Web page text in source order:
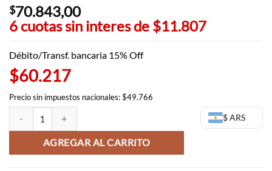
$70.843,00
6 cuotas sin interes de $11.807
Débito/Transf. bancaria 15% Off
$60.217
Precio sin impuestos nacionales: $49.766
$ ARS
Chainsaw Man y Beam - Figure Life - Chainsaw Man - Bandai
AGREGAR AL CARRITO